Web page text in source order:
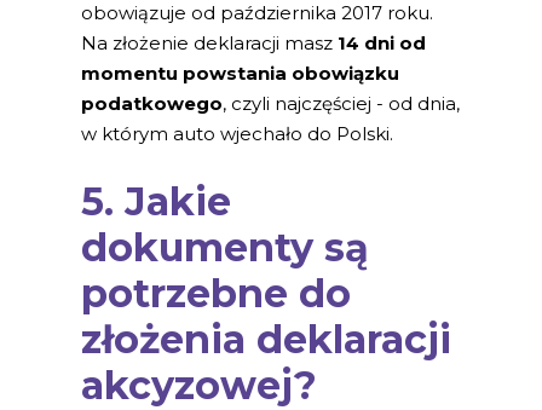
obowiązuje od października 2017 roku.
Na złożenie deklaracji masz 14 dni od
momentu powstania obowiązku
podatkowego, czyli najczęściej - od dnia,
w którym auto wjechało do Polski.
5. Jakie
dokumenty są
potrzebne do
złożenia deklaracji
akcyzowej?